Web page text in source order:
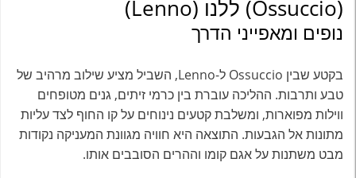
(Ossuccio) ללנו (Lenno)
נופים ומאפייני הדרך
בקטע שבין Ossuccio ל-Lenno, השביל מציע שילוב מרהיב של
טבע ותרבות. ההליכה עוברת בין כרמי זיתים, גנים מטופחים
ווילות מפוארות, ומשלבת קטעים נינוחים על קו החוף לצד עליות
מתונות אל הגבעות. התוצאה היא חוויה מגוונת המעניקה נקודות
מבט משתנות על אגם קומו וההרים הסובבים אותו.